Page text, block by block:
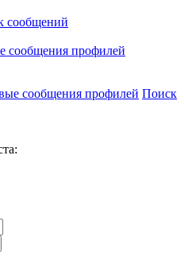
сообщений
сообщения профилей
сообщения профилей Поиск